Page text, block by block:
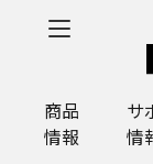
商品
情報
サ
情